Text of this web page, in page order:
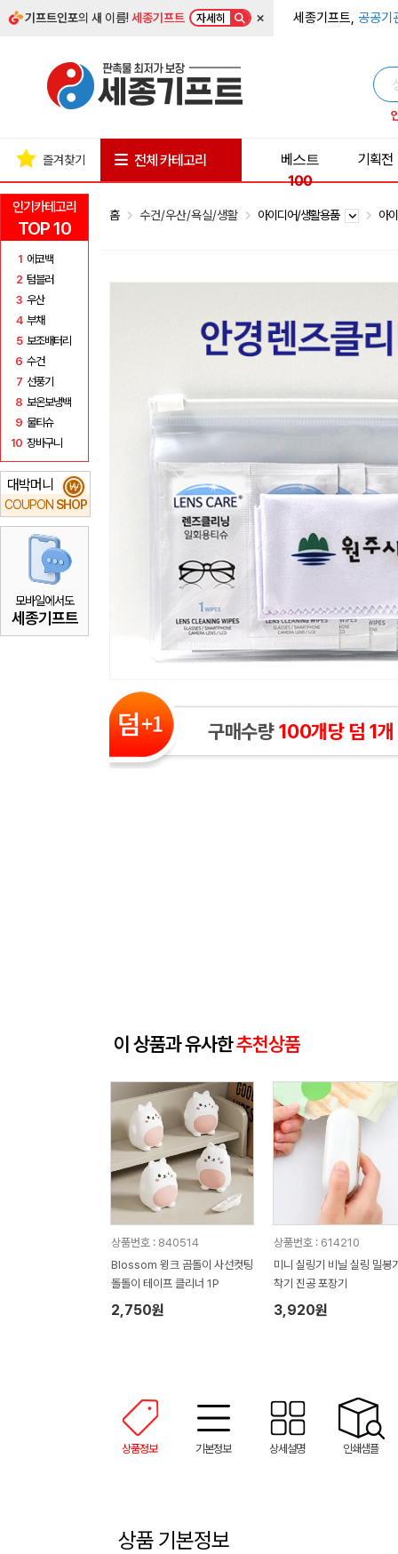
기프트인포의 새 이름!세종기프트 자세히 × 세종기프트, 공공기
인기카테고리
TOP 10
1 에코백
2 텀블러
3 우산
4 부채
5 보조배터리
6 수건
7 선풍기
8 보온보냉백
9 물티슈
10 장바구니
대박머니
COUPON SHOP
₩
모바일에서도
세종기프트
즐겨찾기 전체 카테고리
베스트
100
기획전
홈 수건/우산/욕실/생활 아이디어/생활용품 아
구매수량100개당 덤 1개
이 상품과 유사한추천상품
상품번호 : 840514
Blossom 윙크 곰돌이 사선컷팅
돌돌이 테이프 클리너 1P
2,750원
상품번호 : 614210
미니 실링기 비닐 실링 밀봉
착기 진공 포장기
3,920원
상품정보 기본정보 상세설명 인쇄샘플
상품 기본정보